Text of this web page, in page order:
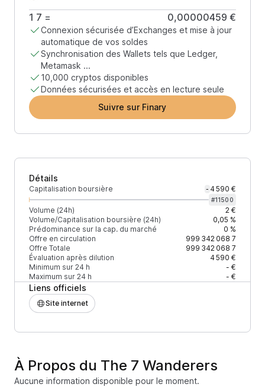
1 7 = 0,00000459 €
Connexion sécurisée d’Exchanges et mise à jour
automatique de vos soldes
Synchronisation des Wallets tels que Ledger,
Metamask ...
10,000 cryptos disponibles
Données sécurisées et accès en lecture seule
Suivre sur Finary
Détails
Capitalisation boursière - 4 590 €
#11500
Volume (24h)
2 €
Volume/Capitalisation boursière (24h)
0,05 %
Prédominance sur la cap. du marché
0 %
Offre en circulation
999 342 068 7
Offre Totale
999 342 068 7
Évaluation après dilution
4 590 €
Minimum sur 24 h
- €
Maximum sur 24 h
- €
Liens officiels
Site internet
À Propos du The 7 Wanderers
Aucune information disponible pour le moment.